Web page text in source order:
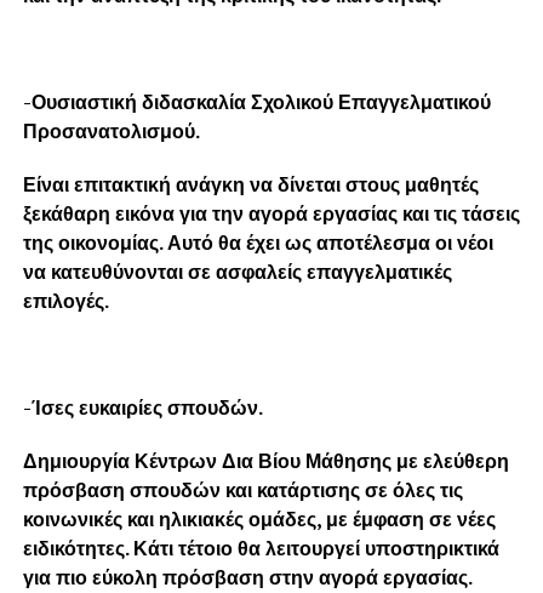
-Ουσιαστική διδασκαλία Σχολικού Επαγγελματικού
Προσανατολισμού.
Είναι επιτακτική ανάγκη να δίνεται στους μαθητές
ξεκάθαρη εικόνα για την αγορά εργασίας και τις τάσεις
της οικονομίας. Αυτό θα έχει ως αποτέλεσμα οι νέοι
να κατευθύνονται σε ασφαλείς επαγγελματικές
επιλογές.
-Ίσες ευκαιρίες σπουδών.
Δημιουργία Κέντρων Δια Βίου Μάθησης με ελεύθερη
πρόσβαση σπουδών και κατάρτισης σε όλες τις
κοινωνικές και ηλικιακές ομάδες, με έμφαση σε νέες
ειδικότητες. Κάτι τέτοιο θα λειτουργεί υποστηρικτικά
για πιο εύκολη πρόσβαση στην αγορά εργασίας.